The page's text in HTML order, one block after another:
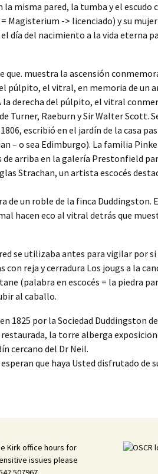
misma pared, la tumba y el escudo
Magisterium -> licenciado) y su
día del nacimiento a la vida eterna
muestra la ascensión
púlpito, el vitral, en memoria de un
derecha del púlpito, el vitral
Raeburn y Sir Walter Scott.
escribió en el jardín de la casa
– o sea Edimburgo). La familia
arriba en la galería Prestonfield
Strachan, un artista escocés
de un roble de la finca Duddingston.
hacen eco al vitral detrás que
se utilizaba antes para vigilar por
reja y cerradura Los jougs a la
(palabra en escocés = la piedra
al caballo.
1825 por la Sociedad Duddingston
la torre alberga
cercano del Dr Neil.
que haya Usted disfrutado de
Kirk office hours for
issues please